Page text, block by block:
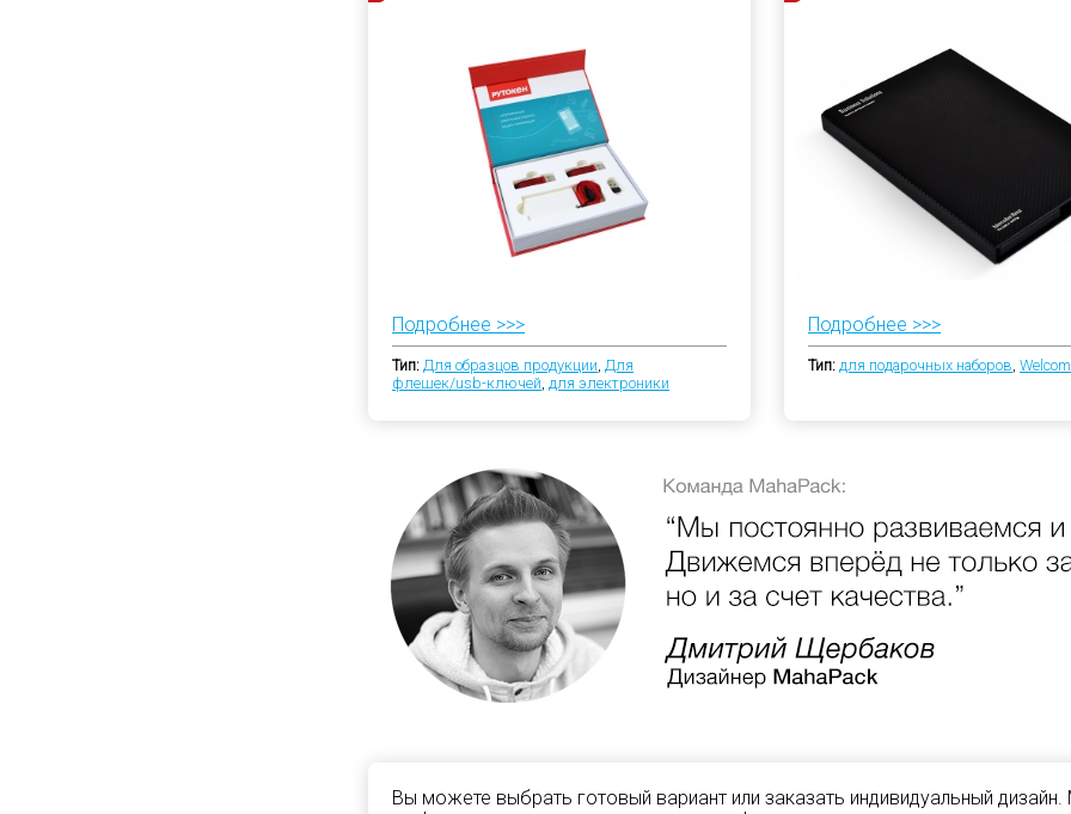
Подробнее >>>
Тип: Для образцов продукции Для
флешек/usb-ключей для электроники
Подробнее >>>
Тип: для подарочных наборов
Вы можете выбрать готовый вариант или заказать индивидуальный